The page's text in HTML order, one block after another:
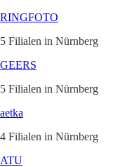
RINGFOTO
5 Filialen in Nürnberg
GEERS
5 Filialen in Nürnberg
aetka
4 Filialen in Nürnberg
ATU